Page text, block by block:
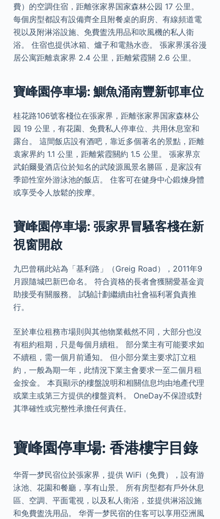
費）的空調住宿，距離张家界国家森林公园 17 公里。
每個房型都設有設備齊全且附餐桌的廚房、有線頻道電
視以及附淋浴設施、免費盥洗用品和吹風機的私人衛
浴。 住宿也提供冰箱、爐子和電熱水壺。 張家界溪谷漫
居公寓距離袁家界 2.4 公里，距離紫霞關 2.6 公里。
寶峰園停車場: 鰂魚涌南豐新邨車位
桂花路106號客棧位在張家界，距離张家界国家森林公
园 19 公里，有花園、免費私人停車位、共用休息室和
露台。 這間飯店設有酒吧，靠近多個著名的景點，距離
袁家界約 1.1 公里，距離紫霞關約 1.5 公里。 張家界京
武鉑爾曼酒店位於知名的武陵源風景名勝區，是家設有
季節性室外游泳池的飯店。 住客可在健身中心鍛煉身體
或享受令人放鬆的按摩。
寶峰園停車場: 張家界冒騷客棧在新
視窗開啟
九巴曾稱此站為「基利路」（Greig Road），2011年9
月跟隨城巴新巴命名。 符合資格的長者會獲關愛基金資
助接受有關服務。 試驗計劃繼續由社會福利署負責推
行。
至於車位租務市場則與其他物業截然不同，大部分也沒
有租約租期，只是每個月續租。 部分業主有可能要求如
不續租，需一個月前通知。 但小部分業主要求訂立租
約，一般為期一年，此情況下業主會要求一至二個月租
金按金。 本頁顯示的樓盤說明和相關信息均由地產代理
或業主或第三方提供的樓盤資料。 OneDay不保證或對
其準確性或完整性承擔任何責任。
寶峰園停車場: 香港樓宇目錄
华胥一梦民宿位於張家界，提供 WiFi（免費），設有游
泳池、花園和餐廳，享有山景。 所有房型都有戶外休息
區、空調、平面電視，以及私人衛浴，並提供淋浴設施
和免費盥洗用品。 华胥一梦民宿的住客可以享用亞洲風